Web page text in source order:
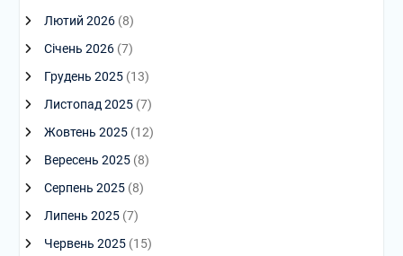
Лютий 2026(8)
Січень 2026(7)
Грудень 2025(13)
Листопад 2025(7)
Жовтень 2025(12)
Вересень 2025(8)
Серпень 2025(8)
Липень 2025(7)
Червень 2025(15)